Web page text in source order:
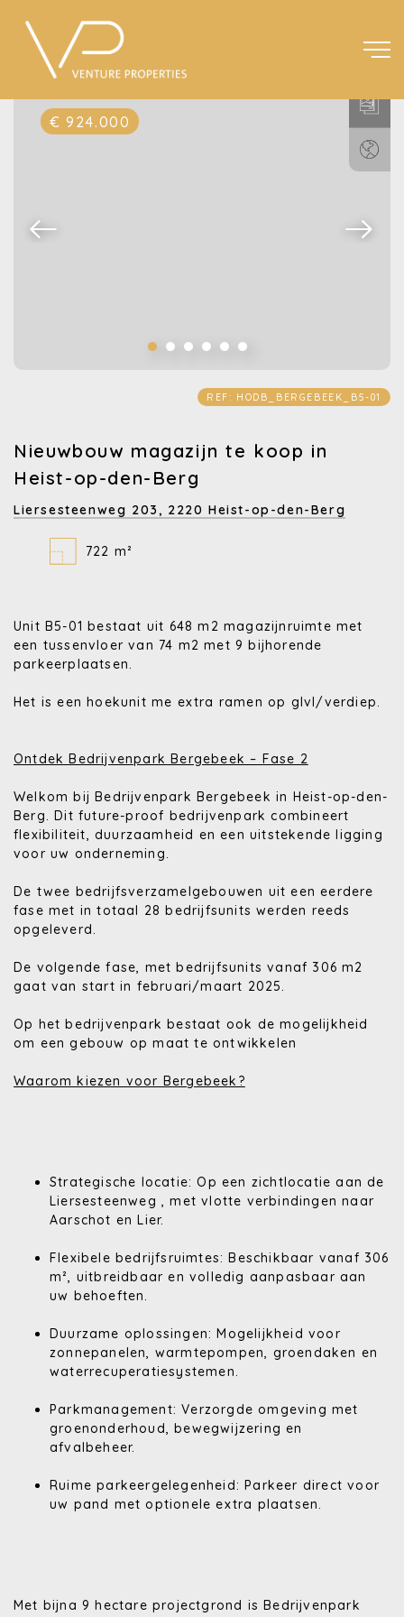
€ 924.000
REF: HODB_BERGEBEEK_B5-01
Nieuwbouw magazijn te koop in
Heist-op-den-Berg
Liersesteenweg 203, 2220 Heist-op-den-Berg
722 m²
Unit B5-01 bestaat uit 648 m2 magazijnruimte met
een tussenvloer van 74 m2 met 9 bijhorende
parkeerplaatsen.
Het is een hoekunit me extra ramen op glvl/verdiep.
Ontdek Bedrijvenpark Bergebeek – Fase 2
Welkom bijBedrijvenpark Bergebeek in Heist-op-den-
Berg. Dit future-proof bedrijvenpark combineert
flexibiliteit, duurzaamheid en een uitstekende ligging
voor uw onderneming.
De twee bedrijfsverzamelgebouwen uit een eerdere
fase met in totaal 28 bedrijfsunits werden reeds
opgeleverd.
De volgende fase, met bedrijfsunits vanaf 306 m2
gaat van start in februari/maart 2025.
Op het bedrijvenpark bestaat ook de mogelijkheid
om een gebouw op maat te ontwikkelen
Waarom kiezen voor Bergebeek?
Strategische locatie: Op een zichtlocatie aan de
Liersesteenweg , met vlotte verbindingen naar
Aarschot en Lier.
Flexibele bedrijfsruimtes: Beschikbaar vanaf 306
m², uitbreidbaar en volledig aanpasbaar aan
uw behoeften.
Duurzame oplossingen: Mogelijkheid voor
zonnepanelen, warmtepompen, groendaken en
waterrecuperatiesystemen.
Parkmanagement: Verzorgde omgeving met
groenonderhoud, bewegwijzering en
afvalbeheer.
Ruime parkeergelegenheid: Parkeer direct voor
uw pand met optionele extra plaatsen.
Met bijna 9 hectare projectgrond is Bedrijvenpark